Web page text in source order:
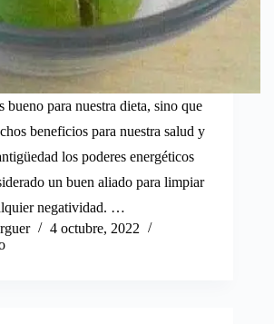
bueno para nuestra dieta, sino que
beneficios para nuestra salud y
los poderes energéticos
un buen aliado para limpiar
negatividad. …
4 octubre, 2022